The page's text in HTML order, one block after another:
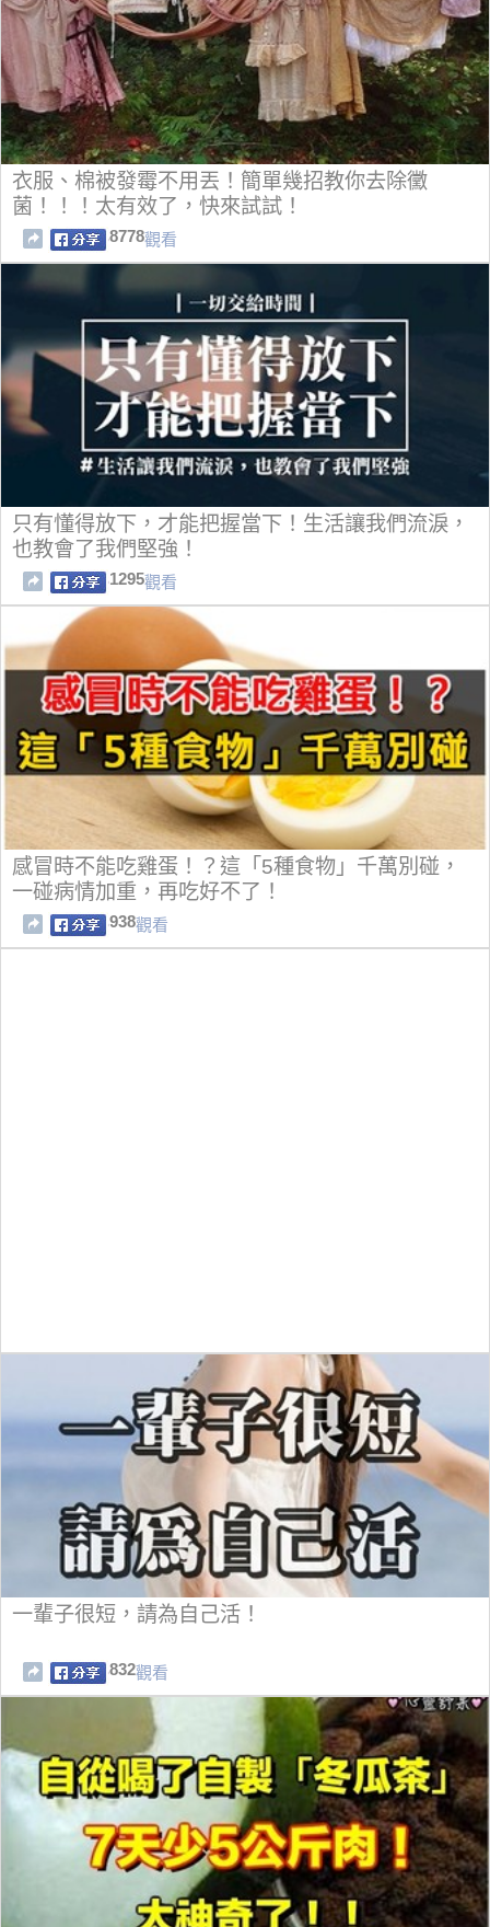
衣服、棉被發霉不用丟！簡單幾招教你去除黴
菌！！！太有效了，快來試試！
8778觀看
只有懂得放下，才能把握當下！生活讓我們流淚，
也教會了我們堅強！
1295觀看
感冒時不能吃雞蛋！？這「5種食物」千萬別碰，
一碰病情加重，再吃好不了！
938觀看
一輩子很短，請為自己活！
832觀看